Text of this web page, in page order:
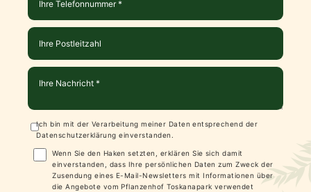
Ich bin mit der Verarbeitung meiner Daten entsprechend der
Datenschutzerklärung einverstanden.
Wenn Sie den Haken setzten, erklären Sie sich damit
einverstanden, dass Ihre persönlichen Daten zum Zweck der
Zusendung eines E-Mail-Newsletters mit Informationen über
die Angebote vom Pflanzenhof Toskanapark verwendet